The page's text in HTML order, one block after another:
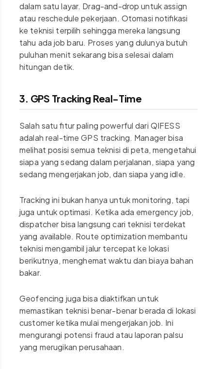
dalam satu layar. Drag-and-drop untuk assign
atau reschedule pekerjaan. Otomasi notifikasi
ke teknisi terpilih sehingga mereka langsung
tahu ada job baru. Proses yang dulunya butuh
puluhan menit sekarang bisa selesai dalam
hitungan detik.
3. GPS Tracking Real-Time
Salah satu fitur paling powerful dari QIFESS
adalah real-time GPS tracking. Manager bisa
melihat posisi semua teknisi di peta, mengetahui
siapa yang sedang dalam perjalanan, siapa yang
sedang mengerjakan job, dan siapa yang idle.
Tracking ini bukan hanya untuk monitoring, tapi
juga untuk optimasi. Ketika ada emergency job,
dispatcher bisa langsung cari teknisi terdekat
yang available. Route optimization membantu
teknisi mengambil jalur tercepat ke lokasi
berikutnya, menghemat waktu dan biaya bahan
bakar.
Geofencing juga bisa diaktifkan untuk
memastikan teknisi benar-benar berada di lokasi
customer ketika mulai mengerjakan job. Ini
mengurangi potensi fraud atau laporan palsu
yang merugikan perusahaan.